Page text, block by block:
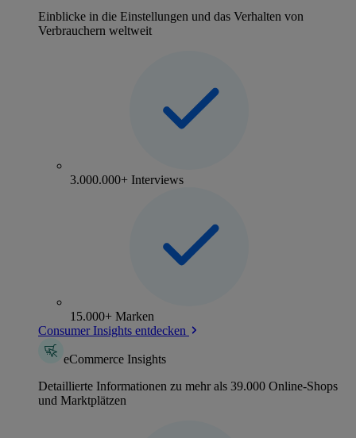
Einblicke in die Einstellungen und das Verhalten von
Verbrauchern weltweit
3.000.000+ Interviews
15.000+ Marken
Consumer Insights entdecken
eCommerce Insights
Detaillierte Informationen zu mehr als 39.000 Online-Shops
und Marktplätzen